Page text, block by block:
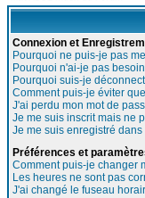
Connexion et
Pourquoi ne puis-je pas
Pourquoi n'ai-je pas
Pourquoi suis-je
Comment puis-je éviter
J'ai perdu mon mot de
Je me suis inscrit mais ne
Je me suis enregistré
Préférences et
Comment puis-je changer
Les heures ne sont pas
J'ai changé le fuseau